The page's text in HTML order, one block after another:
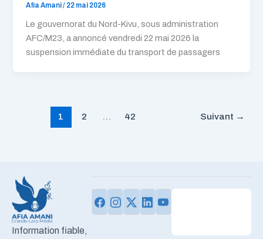
Afia Amani/ 22 mai 2026
Le gouvernorat du Nord-Kivu, sous administration
AFC/M23, a annoncé vendredi 22 mai 2026 la
suspension immédiate du transport de passagers
1 2 … 42 Suivant →
Information fiable,